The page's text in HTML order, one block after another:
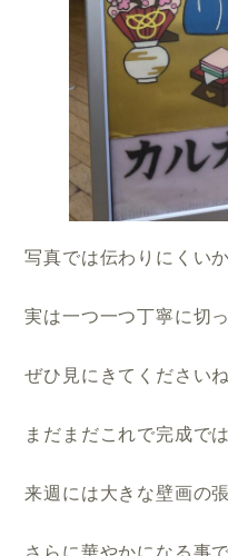
写真では伝わりにくい
実は一つ一つ丁寧に切
ぜひ見にきてくださいね
まだまだこれで完成で
来週には大きな壁画の